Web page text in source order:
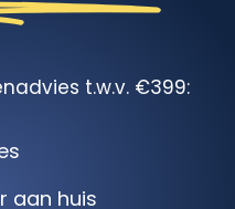
t.w.v. €399:
aan huis